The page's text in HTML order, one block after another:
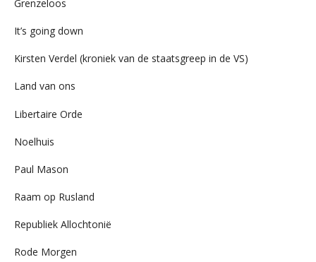
Grenzeloos
It’s going down
Kirsten Verdel (kroniek van de staatsgreep in de VS)
Land van ons
Libertaire Orde
Noelhuis
Paul Mason
Raam op Rusland
Republiek Allochtonië
Rode Morgen